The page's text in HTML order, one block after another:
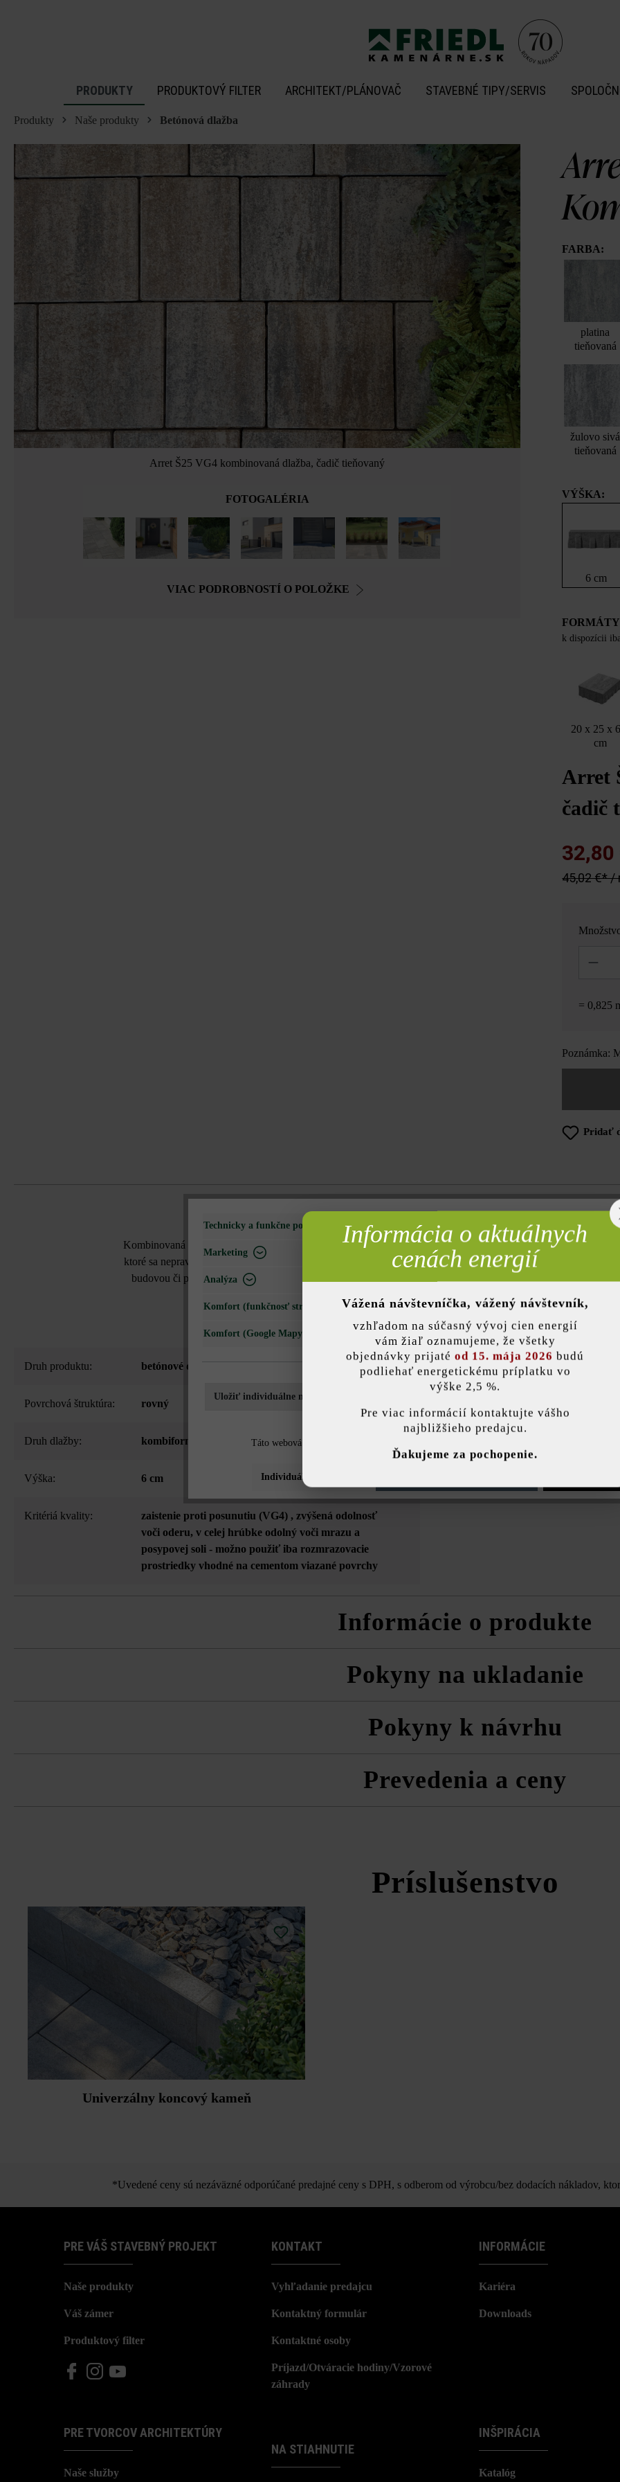
PRODUKTY PRODUKTOVÝ FILTER ARCHITEKT/PLÁNOVAČ STAVEBNÉ TIPY/SERVIS
Produkty Naše produkty Betónová dlažba
Arret Š25 VG4 kombinovaná dlažba, čadič tieňovaný
FOTOGALÉRIA
VIAC PODROBNOSTÍ O POLOŽKE
FARBA:
platina
tieňovaná
žulovo sivá
tieňovaná
VÝŠKA:
6 cm
FORMÁTY
k dispozícii
20 x 25 x
cm
Arret
čadič
32,80
45,02 €* /
= 0,825
Poznámka:
Pridať
Opis produktu
Kombinovaná dlažba Arret Š25 VG4 pôsobí mimoriadne moderne a veľkoryso. Pri tejto dlažbe automaticky
ktoré sa nepravidelne ukladajú do pásov širokých 25 cm. Takto vznikne vzor škár, ktorý dodá vydláždenej
budovou či prístupová cesta k domu sa tak stanú pastvou pre oči a u susedov určite vzbudia obdiv. Táto
Druh produktu: betónové dlažby
Povrchová štruktúra: rovný
Druh dlažby: kombiformát
Výška: 6 cm
Kritériá kvality: zaistenie proti posunutiu (VG4) , zvýšená odolnosť
voči oderu, v celej hrúbke odolný voči mrazu a
posypovej soli - možno použiť iba rozmrazovacie
prostriedky vhodné na cementom viazané povrchy
Informácie o produkte
Pri kombinácii rôznych šírok pásov, prípadne výšok tvárnic môžu z výrobno-technických dôvodov vznikať
Pokyny na ukladanie
Pokyny k návrhu
Prevedenia a ceny
Príslušenstvo
Univerzálny koncový kameň
*Uvedené ceny sú nezáväzné odporúčané predajné ceny s DPH, s odberom od výrobcu/bez dodacích nákladov,
PRE VÁŠ STAVEBNÝ PROJEKT
Naše produkty
Váš zámer
Produktový filter
PRE TVORCOV ARCHITEKTÚRY
Naše služby
KONTAKT
Vyhľadanie predajcu
Kontaktný formulár
Kontaktné osoby
Príjazd/Otváracie hodiny/Vzorové
záhrady
NA STIAHNUTIE
INFORMÁCIE
Kariéra
Downloads
INŠPIRÁCIA
Katalóg
Technicky a funkčne potrebné
Marketing
Analýza
Komfort (funkčnosť stránky)
Komfort (Google Mapy)
Uložiť individuálne nastavenie
Táto webová stránka používa súbory cookie, aby vám ponúkla najlepšiu možnú funkčnosť...
Individuálne nastavenia Povoliť všetky
Informácia o aktuálnych
cenách energií
Vážená návštevníčka, vážený návštevník,
vzhľadom na súčasný vývoj cien energií
vám žiaľ oznamujeme, že všetky
objednávky prijaté od 15. mája 2026 budú
podliehať energetickému príplatku vo
výške 2,5 %.
Pre viac informácií kontaktujte vášho
najbližšieho predajcu.
Ďakujeme za pochopenie.